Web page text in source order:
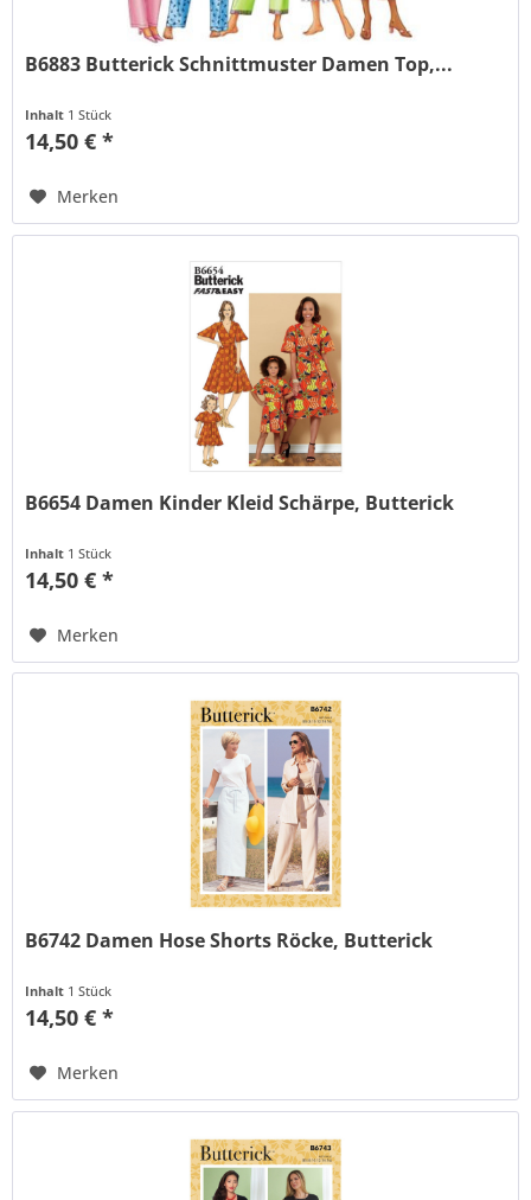
B6883 Butterick Schnittmuster Damen Top,...
Inhalt 1 Stück
14,50 € *
Merken
B6654 Damen Kinder Kleid Schärpe, Butterick
Inhalt 1 Stück
14,50 € *
Merken
B6742 Damen Hose Shorts Röcke, Butterick
Inhalt 1 Stück
14,50 € *
Merken